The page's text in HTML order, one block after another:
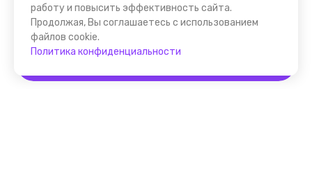
работу и повысить эффективность сайта.
Продолжая, Вы соглашаетесь с использованием
файлов cookie.
Политика конфиденциальности